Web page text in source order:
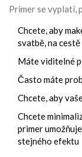
Primer se vyplatí,
Chcete, aby
svatbě, na cestě
Máte viditelné
Často máte
Chcete, aby
Chcete
primer
stejného efektu